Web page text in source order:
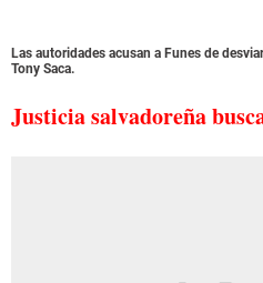
Las autoridades acusan a Funes de
Tony Saca.
Justicia salvadoreña